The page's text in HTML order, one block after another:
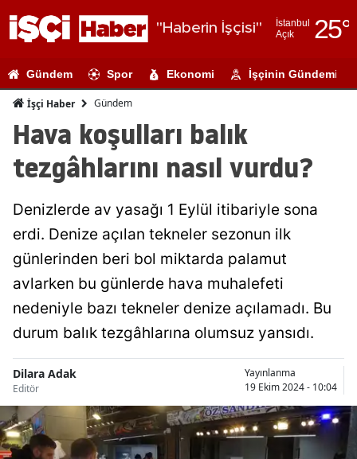
"Haberin İşçisi"
İstanbul
Açık
25°
Adıyaman
Amasya
Ankara
Aydın
Balıkesir
Bilecik
Bingöl
Bitlis
Gündem Spor Ekonomi İşçinin Gündemi
İşçi Haber Gündem
Hava koşulları balık
tezgâhlarını nasıl vurdu?
Denizlerde av yasağı 1 Eylül itibariyle sona
erdi. Denize açılan tekneler sezonun ilk
günlerinden beri bol miktarda palamut
avlarken bu günlerde hava muhalefeti
nedeniyle bazı tekneler denize açılamadı. Bu
durum balık tezgâhlarına olumsuz yansıdı.
Dilara Adak
Editör
Yayınlanma
19 Ekim 2024 - 10:04